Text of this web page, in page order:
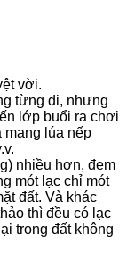
vời.
từng đi, nhưng
lớp buổi ra chơi
mang lúa nếp
nhiều hơn, đem
mót lạc chỉ mót
đất. Và khác
thì đều có lạc
trong đất không